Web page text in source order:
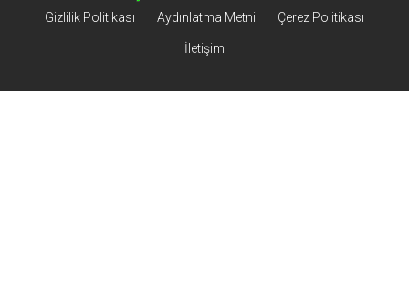
Gizlilik Politikası
Aydınlatma Metni Çerez Politikası
İletişim